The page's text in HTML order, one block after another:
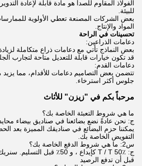
الفولاذ المقاوم للصدأ هو مادة قابلة لإعادة
للبيئة.
بعض الشركات المصنعة تعطي الأولوية
المواد والإنتاج.
تحسينات في الراحة
دعامات الذراعين:
بعض النماذج تأتي مع دعامات ذراع متكاملة لزيادة
قد تكون خيارات قابلة للتعديل متاحة لتجارب
دعامات القدم:
تتضمن بعض التصاميم دعامات للأقدام، مما
جلوس أكثر استرخاء.
مرحباً بكم في "زيزن" للأثاث
ما هي شروط التعبئة الخاصة بك؟
ج: نحن عادةً نضع بضائعنا في صناديق بيضاء
يمكننا حزم البضائع في صناديقك المميزة بعد
التفويض الخاصة بك.
س2: ما هي شروط الدفع الخاصة بك؟
ج: T / T 50٪ كإيداع ، و 50٪ قبل التسليم. سنريك صور المنتجات والحزم
قبل أن تدفع الرصيد